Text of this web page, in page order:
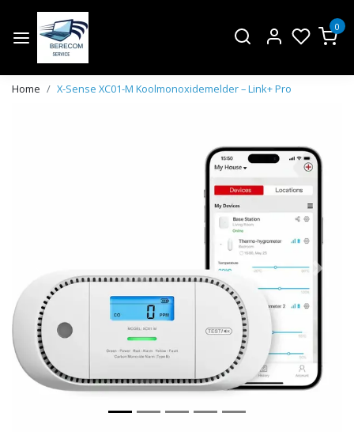
0
Home X-Sense XC01-M Koolmonoxidemelder – Link+ Pro
Vorige